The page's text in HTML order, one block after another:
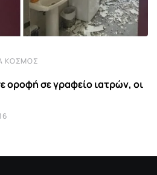
ΚΌΣΜΟΣ
οροφή σε γραφείο ιατρών, οι